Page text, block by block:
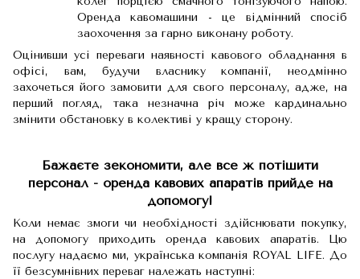
Оренда кавомашини - це відмінний спосіб
заохочення за гарно виконану роботу.
Оцінивши усі переваги наявності кавового обладнання в
офісі, вам, будучи власнику компанії, неодмінно
захочеться його замовити для свого персоналу, адже, на
перший погляд, така незначна річ може кардинально
змінити обстановку в колективі у кращу сторону.
Бажаєте зекономити, але все ж потішити
персонал - оренда кавових апаратів прийде на
допомогу!
Коли немає змоги чи необхідності здійснювати покупку,
на допомогу приходить оренда кавових апаратів. Цю
послугу надаємо ми, українська компанія ROYAL LIFE. До
її безсумнівних переваг належать наступні: